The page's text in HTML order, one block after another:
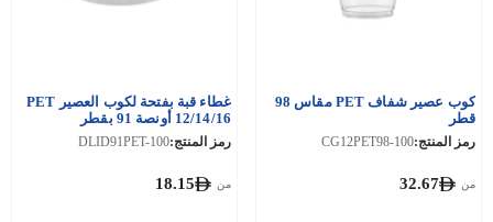
كوب عصير شفاف PET مقاس 98
قطر
رمز المنتج:CG12PET98-100
من 32.67
غطاء قبة بفتحة لكوب العصير PET
12/14/16 أونصة 91 بقطر
رمز المنتج:DLID91PET-100
من 18.15